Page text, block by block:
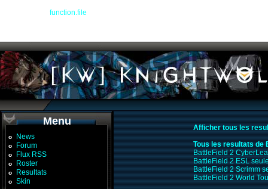
function.file
Menu
o News
o Forum
o Flux RSS
o Roster
o Resultats
o Skin
Afficher tous les
Tous les resultats de
BattleField 2
BattleField 2 ESL
BattleField 2 Scrimm
BattleField 2 World